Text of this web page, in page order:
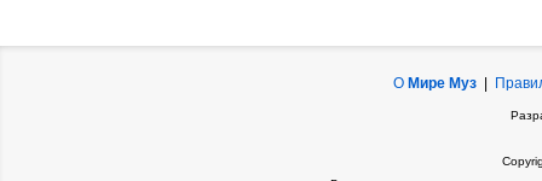
О Мире Муз|